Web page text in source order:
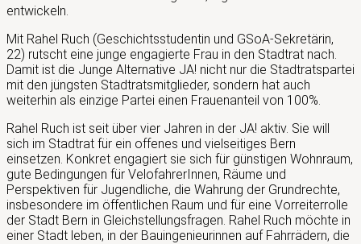
entwickeln.
Mit Rahel Ruch (Geschichtsstudentin und GSoA-Sekretärin,
22) rutscht eine junge engagierte Frau in den Stadtrat nach.
Damit ist die Junge Alternative JA! nicht nur die Stadtratspartei
mit den jüngsten Stadtratsmitglieder, sondern hat auch
weiterhin als einzige Partei einen Frauenanteil von 100%.
Rahel Ruch ist seit über vier Jahren in der JA! aktiv. Sie will
sich im Stadtrat für ein offenes und vielseitiges Bern
einsetzen. Konkret engagiert sie sich für günstigen Wohnraum,
gute Bedingungen für VelofahrerInnen, Räume und
Perspektiven für Jugendliche, die Wahrung der Grundrechte,
insbesondere im öffentlichen Raum und für eine Vorreiterrolle
der Stadt Bern in Gleichstellungsfragen. Rahel Ruch möchte in
einer Stadt leben, in der Bauingenieurinnen auf Fahrrädern, die